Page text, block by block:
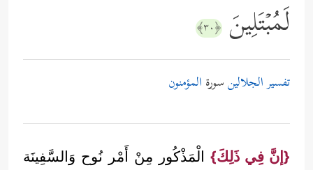
لَمُبۡتَلِینَ ﴿٣٠﴾
تفسير الجلالينسورة المؤمنون
{إنَّ فِي ذَلِكَ} الْمَذْكُور مِنْ أَمْر نُوح وَالسَّفِينَة